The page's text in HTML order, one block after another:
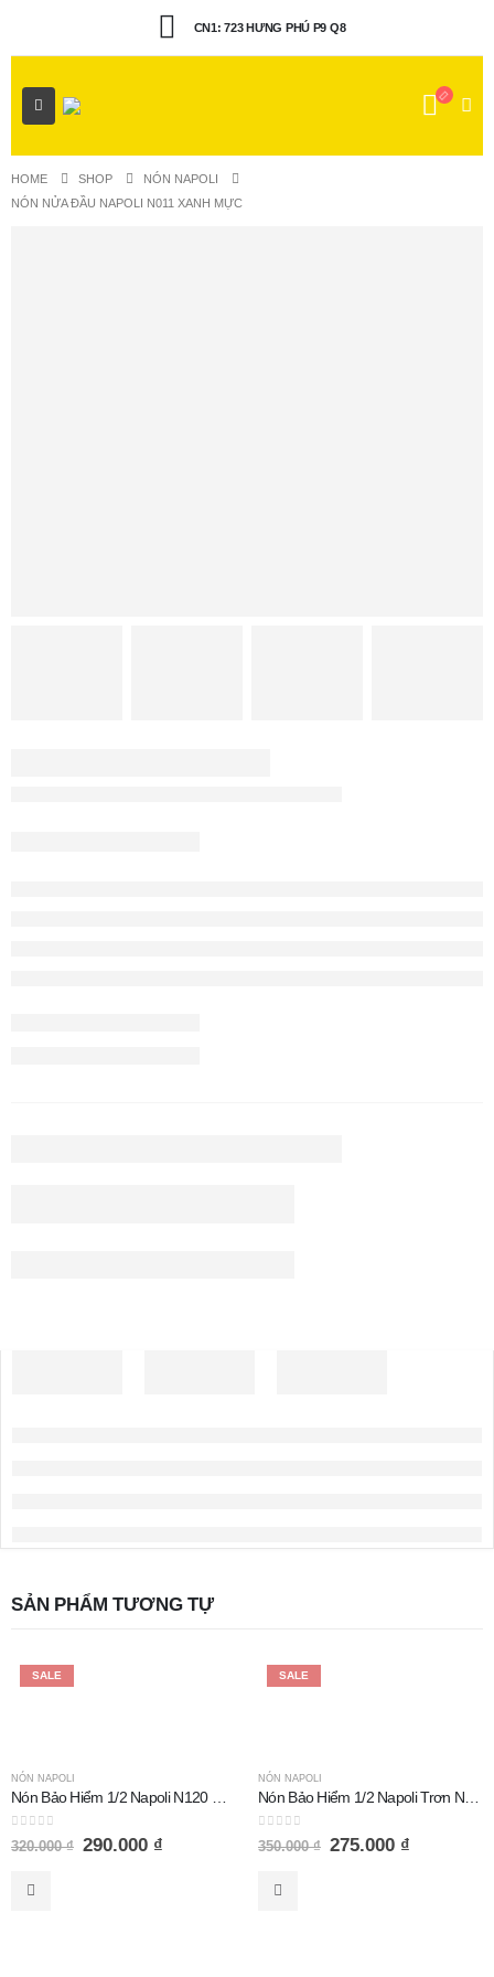
CN1: 723 HƯNG PHÚ P9 Q8
HOME SHOP
NÓN NAPOLI
NÓN NỬA ĐẦU NAPOLI N011 XANH MỰC
SẢN PHẨM TƯƠNG TỰ
SALE
NÓN NAPOLI
Nón Bảo Hiểm 1/2 Napoli N120 Đệm Da Đen Nhám
0out of 5
320.000₫ 290.000 ₫
SALE
NÓN NAPOLI
Nón Bảo Hiểm 1/2 Napoli Trơn Nhật Không Đệm Da Nardo Bóng
0out of 5
350.000₫ 275.000 ₫